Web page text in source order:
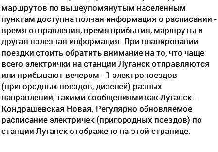
маршрутов по вышеупомянутым населенным
пунктам доступна полная информация о расписании -
время отправления, время прибытия, маршруты и
другая полезная информация. При планировании
поездки стоить обратить внимание на то, что чаще
всего электрички на станции Луганск отправляются
или прибывают вечером - 1 электропоездов
(пригородных поездов, дизелей) разных
направлений, такими сообщениями как Луганск -
Кондрашевская Новая. Регулярно обновляемое
расписание электричек (пригородных поездов) по
станции Луганск отображено на этой странице.